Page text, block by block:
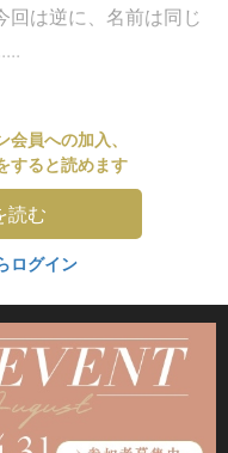
回は逆に、名前は同じ
員への加入、
すると読めます
読む
ログイン